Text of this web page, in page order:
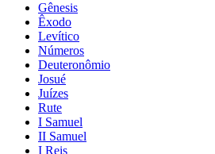
Gênesis
Êxodo
Levítico
Números
Deuteronômio
Josué
Juízes
Rute
I Samuel
II Samuel
I Reis